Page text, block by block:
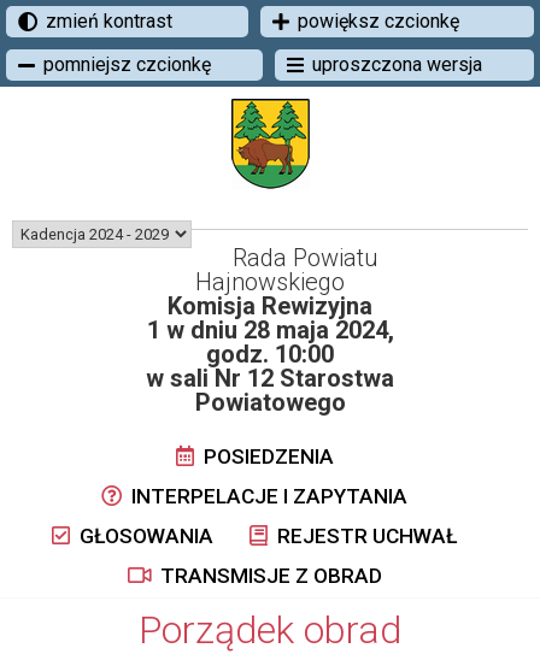
zmień kontrast
powiększ czcionkę
pomniejsz czcionkę
uproszczona wersja
Rada Powiatu
Hajnowskiego
Komisja Rewizyjna
1 w dniu 28 maja 2024,
godz. 10:00
w sali Nr 12 Starostwa
Powiatowego
POSIEDZENIA
INTERPELACJE I ZAPYTANIA
GŁOSOWANIA
REJESTR UCHWAŁ
TRANSMISJE Z OBRAD
Porządek obrad